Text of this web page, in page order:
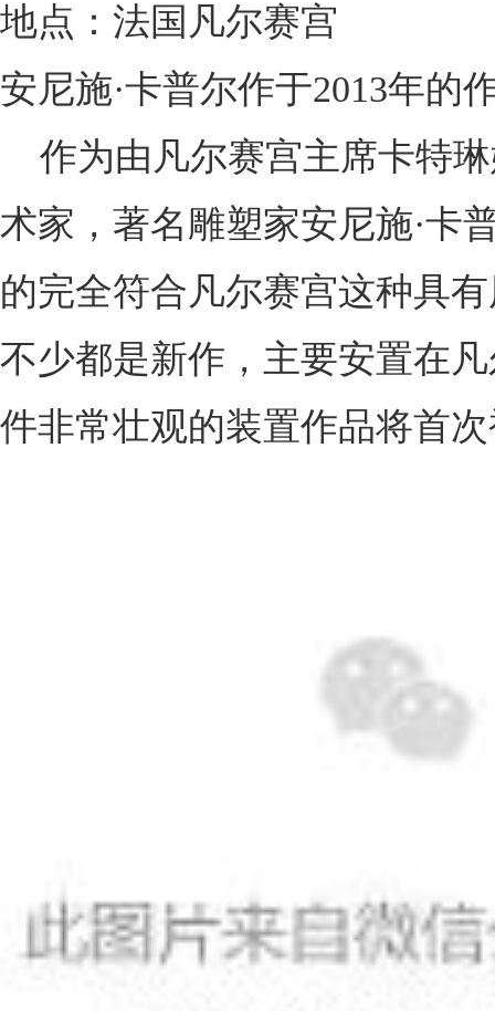
地点：法国凡尔赛宫
安尼施·卡普尔作于2013年的
作为由凡尔赛宫主席卡特琳
术家，著名雕塑家安尼施·卡
的完全符合凡尔赛宫这种具
不少都是新作，主要安置在
件非常壮观的装置作品将首